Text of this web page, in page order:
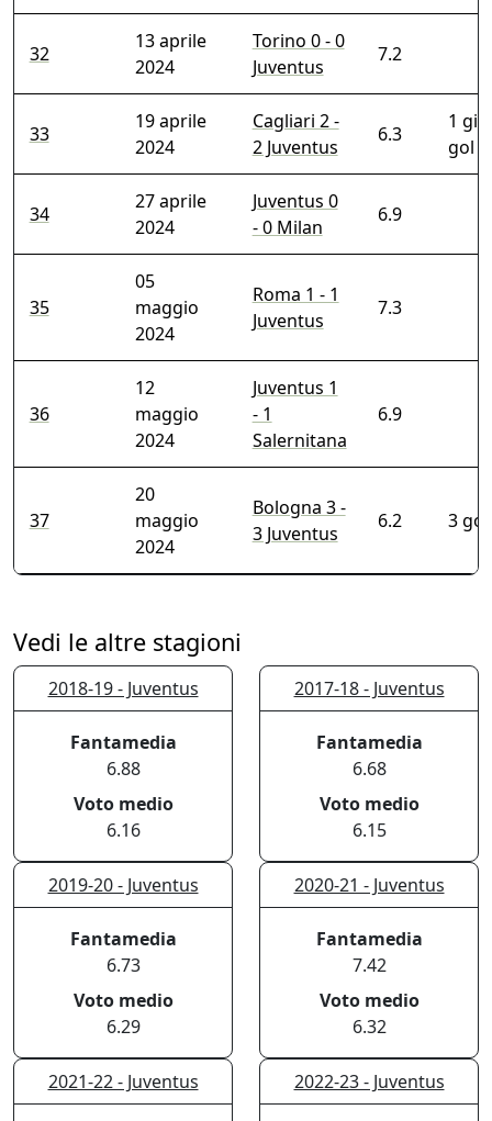
32
13 aprile
2024
Torino 0 - 0
Juventus
7.2
33
19 aprile
2024
Cagliari 2 -
2 Juventus
6.3
1
gol
34
27 aprile
2024
Juventus 0
- 0 Milan
6.9
35
05
maggio
2024
Roma 1 - 1
Juventus
7.3
36
12
maggio
2024
Juventus 1
- 1
Salernitana
6.9
37
20
maggio
2024
Bologna 3 -
3 Juventus
6.2 3
Vedi le altre stagioni
2018-19 - Juventus
Fantamedia
6.88
Voto medio
6.16
2017-18 - Juventus
Fantamedia
6.68
Voto medio
6.15
2019-20 - Juventus
Fantamedia
6.73
Voto medio
6.29
2020-21 - Juventus
Fantamedia
7.42
Voto medio
6.32
2021-22 - Juventus 2022-23 - Juventus